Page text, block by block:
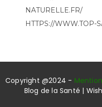
NATURELLE.FR/
HTTPS://WWW.TOP-
Copyright @2024 -
Blog de la Santé |